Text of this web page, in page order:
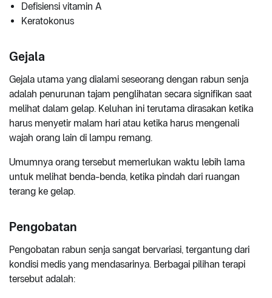
Defisiensi vitamin A
Keratokonus
Gejala
Gejala utama yang dialami seseorang dengan rabun senja
adalah penurunan tajam penglihatan secara signifikan saat
melihat dalam gelap. Keluhan ini terutama dirasakan ketika
harus menyetir malam hari atau ketika harus mengenali
wajah orang lain di lampu remang.
Umumnya orang tersebut memerlukan waktu lebih lama
untuk melihat benda-benda, ketika pindah dari ruangan
terang ke gelap.
Pengobatan
Pengobatan rabun senja sangat bervariasi, tergantung dari
kondisi medis yang mendasarinya. Berbagai pilihan terapi
tersebut adalah: